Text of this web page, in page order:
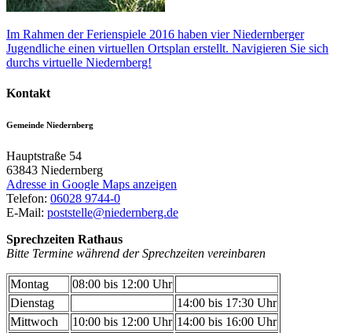
Im Rahmen der Ferienspiele 2016 haben vier Niedernberger
Jugendliche einen virtuellen Ortsplan erstellt. Navigieren Sie sich
durchs virtuelle Niedernberg!
Kontakt
Gemeinde Niedernberg
Hauptstraße 54
63843 Niedernberg
Adresse in Google Maps anzeigen
Telefon: 06028 9744-0
E-Mail: poststelle@niedernberg.de
Sprechzeiten Rathaus
Bitte Termine während der Sprechzeiten vereinbaren
Montag
08:00 bis 12:00 Uhr
Dienstag
14:00 bis 17:30 Uhr
Mittwoch
10:00 bis 12:00 Uhr 14:00 bis 16:00 Uhr